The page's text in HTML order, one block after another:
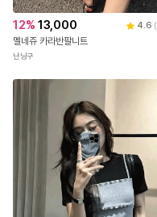
12% 13,000 4.6 (
멜네쥬 카라반팔니트
난닝구